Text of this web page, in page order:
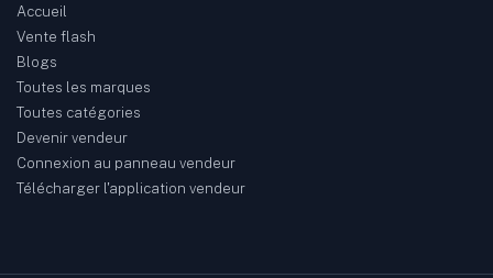
Accueil
Vente flash
Blogs
Toutes les marques
Toutes catégories
Devenir vendeur
Connexion au panneau vendeur
Télécharger l'application vendeur